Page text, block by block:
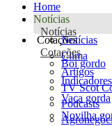
Home
Notícias
Notícias
Notícias
Clima
Artigos
TV Scot
Podcasts
Cotações
Cotações
Boi gordo
Indicadores
Vaca gorda
Novilha